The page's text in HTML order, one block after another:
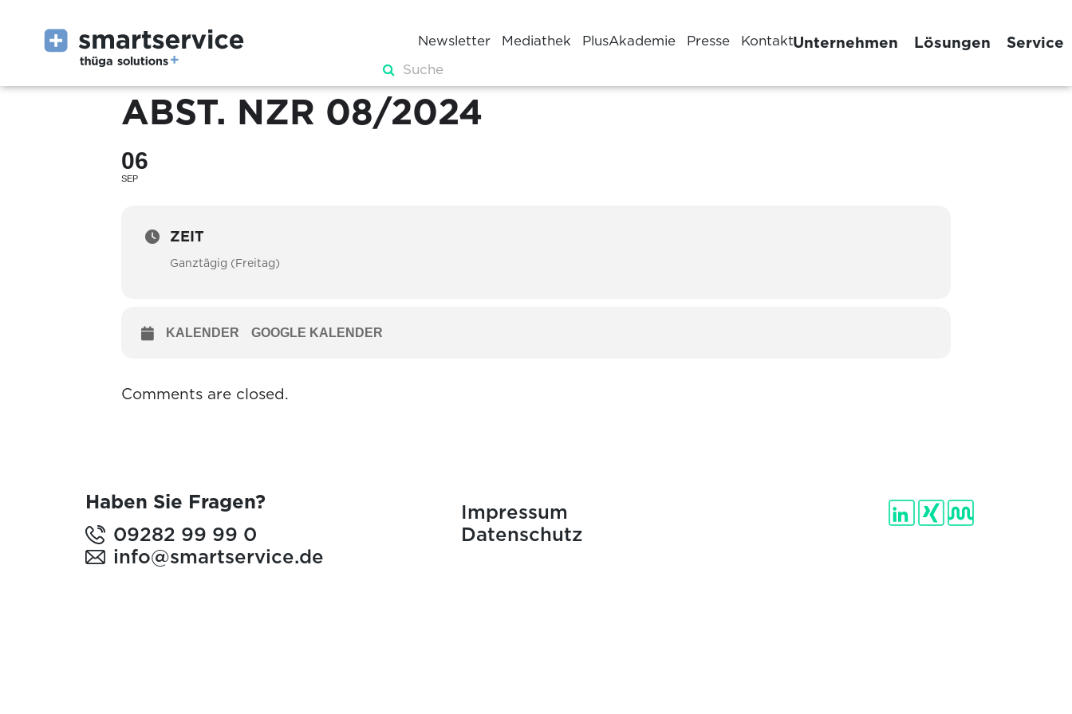
Newsletter Mediathek PlusAkademie Presse KontaktUnternehmen Lösungen Service
ABST. NZR 08/2024
06
SEP
ZEIT
Ganztägig (Freitag)
KALENDER GOOGLE KALENDER
Comments are closed.
Haben Sie Fragen?
09282 99 99 0
info@smartservice.de
Impressum
Datenschutz